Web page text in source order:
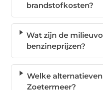
brandstofkosten?
Wat zijn de
benzineprijzen?
Welke
Zoetermeer?